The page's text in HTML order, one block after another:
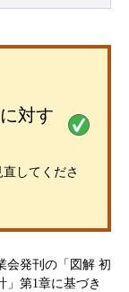
対す
直してくださ
会発刊の「図解 初
」第1章に基づき